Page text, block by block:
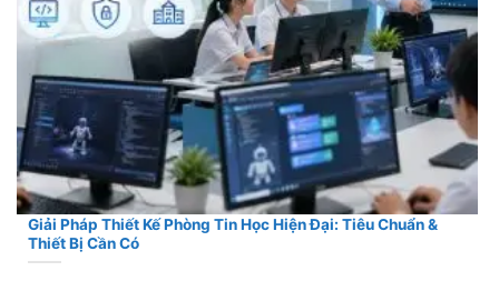
Giải Pháp Thiết Kế Phòng Tin Học Hiện Đại: Tiêu Chuẩn &
Thiết Bị Cần Có